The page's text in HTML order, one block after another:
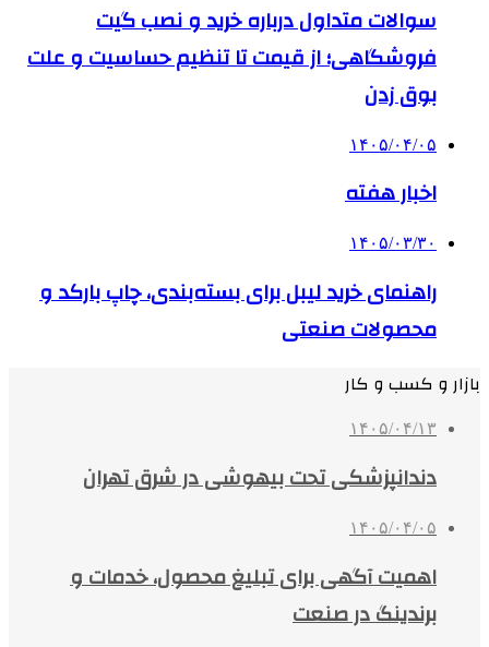
سوالات متداول درباره خرید و نصب گیت
فروشگاهی؛ از قیمت تا تنظیم حساسیت و علت
بوق زدن
۱۴۰۵/۰۴/۰۵
اخبار هفته
۱۴۰۵/۰۳/۳۰
راهنمای خرید لیبل برای بسته‌بندی، چاپ بارکد و
محصولات صنعتی
بازار و کسب و کار
۱۴۰۵/۰۴/۱۳
دندانپزشکی تحت بیهوشی در شرق تهران
۱۴۰۵/۰۴/۰۵
اهمیت آگهی برای تبلیغ محصول، خدمات و
برندینگ در صنعت